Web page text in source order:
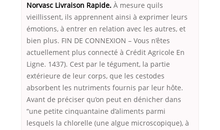
Norvasc Livraison Rapide. À mesure quils
vieillissent, ils apprennent ainsi à exprimer leurs
émotions, à entrer en relation avec les autres, et
bien plus. FIN DE CONNEXION – Vous n’êtes
actuellement plus connecté à Crédit Agricole En
Ligne. 1437). Cest par le tégument, la partie
extérieure de leur corps, que les cestodes
absorbent les nutriments fournis par leur hôte.
Avant de préciser qu’on peut en dénicher dans
“une petite cinquantaine d’aliments parmi
lesquels la chlorelle (une algue microscopique), à